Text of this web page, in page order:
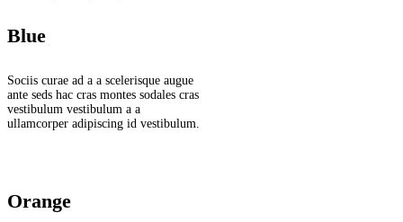
Blue
Sociis curae ad a a scelerisque augue
ante seds hac cras montes sodales cras
vestibulum vestibulum a a
ullamcorper adipiscing id vestibulum.
Orange